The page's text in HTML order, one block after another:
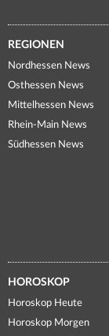
REGIONEN
Nordhessen News
Osthessen News
Mittelhessen News
Rhein-Main News
Südhessen News
HOROSKOP
Horoskop Heute
Horoskop Morgen